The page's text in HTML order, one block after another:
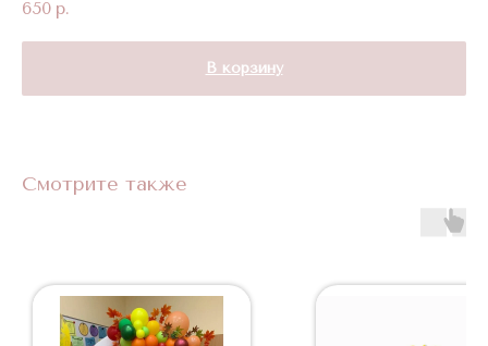
650 р.
В корзину
Смотрите также